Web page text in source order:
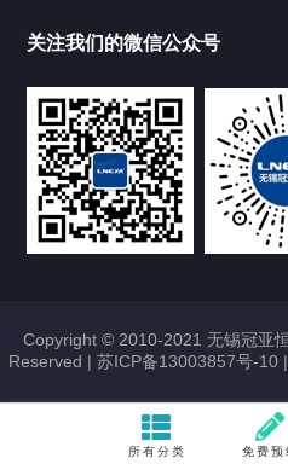
Chamber试验箱
FREEZER低温箱
VOCs冷凝回收装置
关注我们的微信公众号
Copyright © 2010-2021 无锡冠亚
Reserved | 苏ICP备13003857号-10|
所有分类 免费预